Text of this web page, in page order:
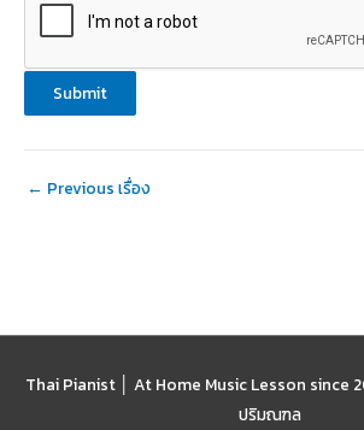
Submit
← Previous เรื่อง
Thai Pianist │ At Home Music Lesson since
ปริมณฑล